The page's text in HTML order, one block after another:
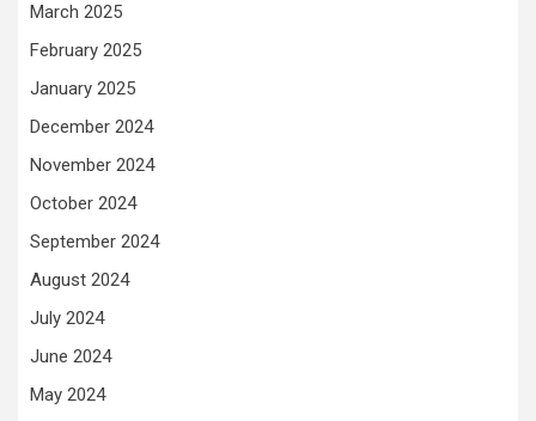
March 2025
February 2025
January 2025
December 2024
November 2024
October 2024
September 2024
August 2024
July 2024
June 2024
May 2024